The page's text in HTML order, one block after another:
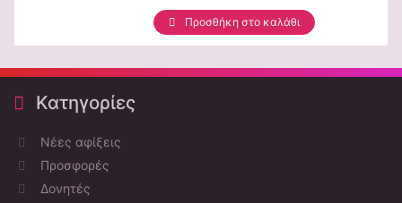
Προσθήκη στο καλάθι
Κατηγορίες
Νέες αφίξεις
Προσφορές
Δονητές